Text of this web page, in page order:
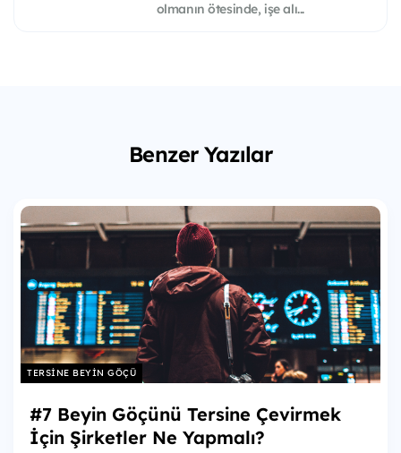
olmanın ötesinde, işe alı...
Benzer Yazılar
TERSINE BEYIN GÖÇÜ
#7 Beyin Göçünü Tersine Çevirmek
İçin Şirketler Ne Yapmalı?